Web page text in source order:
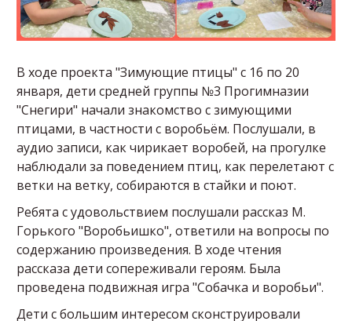
В ходе проекта "Зимующие птицы" с 16 по 20
января, дети средней группы №3 Прогимназии
"Снегири" начали знакомство с зимующими
птицами, в частности с воробьём. Послушали, в
аудио записи, как чирикает воробей, на прогулке
наблюдали за поведением птиц, как перелетают с
ветки на ветку, собираются в стайки и поют.
Ребята с удовольствием послушали рассказ М.
Горького "Воробьишко", ответили на вопросы по
содержанию произведения. В ходе чтения
рассказа дети сопереживали героям. Была
проведена подвижная игра "Собачка и воробьи".
Дети с большим интересом сконструировали